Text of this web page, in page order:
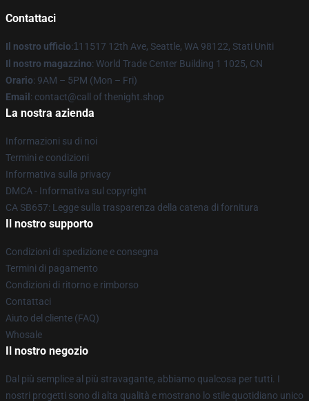
Contattaci
Il nostro ufficio:1 11517 12th Ave, Seattle, WA 98122, Stati Uniti
Il nostro magazzino: World Trade Center Building 1 1025, CN
Orario: 9AM – 5PM (Mon – Fri)
Email : contact@call of thenight.shop
La nostra azienda
Informazioni su di noi
Termini e condizioni
Informativa sulla privacy
DMCA - Informativa sul copyright
CA SB657: Legge sulla trasparenza della catena di fornitura
Il nostro supporto
Condizioni di spedizione e consegna
Termini di pagamento
Condizioni di ritorno e rimborso
Contattaci
Aiuto del cliente (FAQ)
Whosale
Il nostro negozio
Dal più semplice al più stravagante, abbiamo qualcosa per tutti. I
nostri progetti sono di alta qualità e mostrano lo stile quotidiano unico